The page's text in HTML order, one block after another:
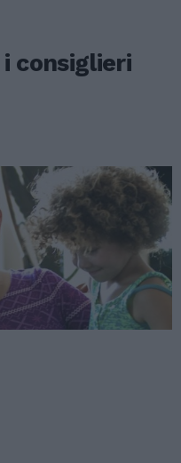
consiglieri